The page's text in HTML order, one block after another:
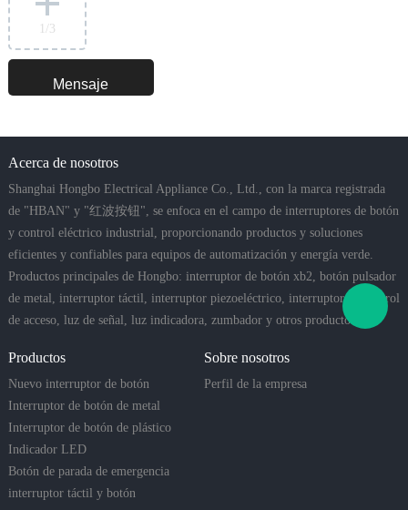
/3
Acerca de nosotros
Shanghai Hongbo Electrical Appliance Co., Ltd., con la marca registrada
de "HBAN" y "红波按钮", se enfoca en el campo de interruptores de botón
y control eléctrico industrial, proporcionando productos y soluciones
eficientes y confiables para equipos de automatización y energía verde.
Productos principales de Hongbo: interruptor de botón xb2, botón pulsador
de metal, interruptor táctil, interruptor piezoeléctrico, interruptor de control
de acceso, luz de señal, luz indicadora, zumbador y otros productos.
Productos
Nuevo interruptor de botón
Interruptor de botón de metal
Interruptor de botón de plástico
Indicador LED
Botón de parada de emergencia
interruptor táctil y botón
Sobre nosotros
Perfil de la empresa